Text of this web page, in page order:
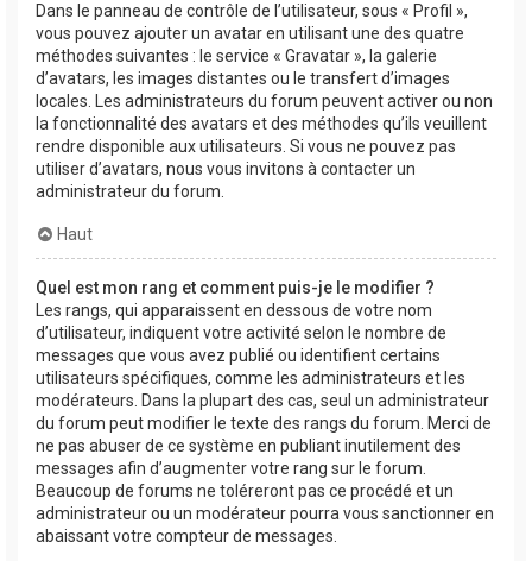
Dans le panneau de contrôle de l’utilisateur, sous « Profil »,
vous pouvez ajouter un avatar en utilisant une des quatre
méthodes suivantes : le service « Gravatar », la galerie
d’avatars, les images distantes ou le transfert d’images
locales. Les administrateurs du forum peuvent activer ou non
la fonctionnalité des avatars et des méthodes qu’ils veuillent
rendre disponible aux utilisateurs. Si vous ne pouvez pas
utiliser d’avatars, nous vous invitons à contacter un
administrateur du forum.
Haut
Quel est mon rang et comment puis-je le modifier ?
Les rangs, qui apparaissent en dessous de votre nom
d’utilisateur, indiquent votre activité selon le nombre de
messages que vous avez publié ou identifient certains
utilisateurs spécifiques, comme les administrateurs et les
modérateurs. Dans la plupart des cas, seul un administrateur
du forum peut modifier le texte des rangs du forum. Merci de
ne pas abuser de ce système en publiant inutilement des
messages afin d’augmenter votre rang sur le forum.
Beaucoup de forums ne toléreront pas ce procédé et un
administrateur ou un modérateur pourra vous sanctionner en
abaissant votre compteur de messages.